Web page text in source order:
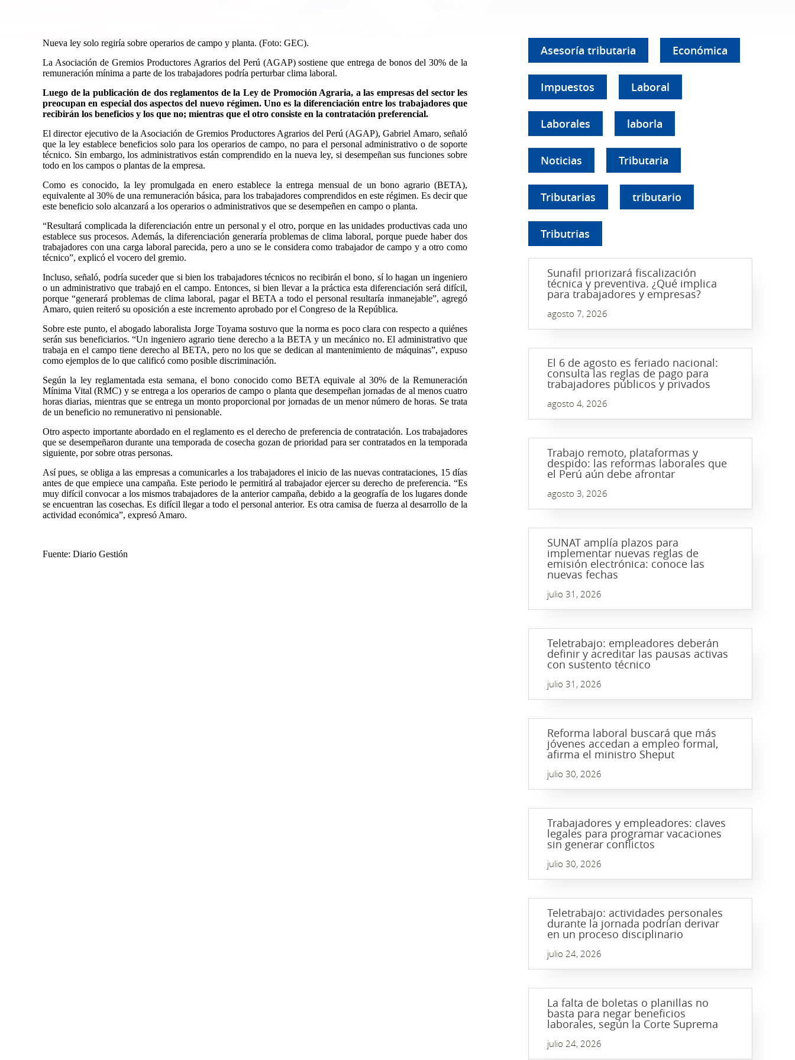
Nueva ley solo regiría sobre operarios de campo y planta. (Foto: GEC).
La Asociación de Gremios Productores Agrarios del Perú (AGAP) sostiene que entrega de bonos del 30% de la
remuneración mínima a parte de los trabajadores podría perturbar clima laboral.
Luego de la publicación de dos reglamentos de la Ley de Promoción Agraria, a las empresas del sector les
preocupan en especial dos aspectos del nuevo régimen. Uno es la diferenciación entre los trabajadores que
recibirán los beneficios y los que no; mientras que el otro consiste en la contratación preferencial.
El director ejecutivo de la Asociación de Gremios Productores Agrarios del Perú (AGAP), Gabriel Amaro, señaló
que la ley establece beneficios solo para los operarios de campo, no para el personal administrativo o de soporte
técnico. Sin embargo, los administrativos están comprendido en la nueva ley, si desempeñan sus funciones sobre
todo en los campos o plantas de la empresa.
Como es conocido, la ley promulgada en enero establece la entrega mensual de un bono agrario (BETA),
equivalente al 30% de una remuneración básica, para los trabajadores comprendidos en este régimen. Es decir que
este beneficio solo alcanzará a los operarios o administrativos que se desempeñen en campo o planta.
“Resultará complicada la diferenciación entre un personal y el otro, porque en las unidades productivas cada uno
establece sus procesos. Además, la diferenciación generaría problemas de clima laboral, porque puede haber dos
trabajadores con una carga laboral parecida, pero a uno se le considera como trabajador de campo y a otro como
técnico”, explicó el vocero del gremio.
Incluso, señaló, podría suceder que si bien los trabajadores técnicos no recibirán el bono, sí lo hagan un ingeniero
o un administrativo que trabajó en el campo. Entonces, si bien llevar a la práctica esta diferenciación será difícil,
porque “generará problemas de clima laboral, pagar el BETA a todo el personal resultaría inmanejable”, agregó
Amaro, quien reiteró su oposición a este incremento aprobado por el Congreso de la República.
Sobre este punto, el abogado laboralista Jorge Toyama sostuvo que la norma es poco clara con respecto a quiénes
serán sus beneficiarios. “Un ingeniero agrario tiene derecho a la BETA y un mecánico no. El administrativo que
trabaja en el campo tiene derecho al BETA, pero no los que se dedican al mantenimiento de máquinas”, expuso
como ejemplos de lo que calificó como posible discriminación.
Según la ley reglamentada esta semana, el bono conocido como BETA equivale al 30% de la Remuneración
Mínima Vital (RMC) y se entrega a los operarios de campo o planta que desempeñan jornadas de al menos cuatro
horas diarias, mientras que se entrega un monto proporcional por jornadas de un menor número de horas. Se trata
de un beneficio no remunerativo ni pensionable.
Otro aspecto importante abordado en el reglamento es el derecho de preferencia de contratación. Los trabajadores
que se desempeñaron durante una temporada de cosecha gozan de prioridad para ser contratados en la temporada
siguiente, por sobre otras personas.
Así pues, se obliga a las empresas a comunicarles a los trabajadores el inicio de las nuevas contrataciones, 15 días
antes de que empiece una campaña. Este periodo le permitirá al trabajador ejercer su derecho de preferencia. “Es
muy difícil convocar a los mismos trabajadores de la anterior campaña, debido a la geografía de los lugares donde
se encuentran las cosechas. Es difícil llegar a todo el personal anterior. Es otra camisa de fuerza al desarrollo de la
actividad económica”, expresó Amaro.
Fuente: Diario Gestión
Asesoría tributaria Económica
Impuestos Laboral
Laborales laborla
Noticias Tributaria
Tributarias tributario
Tributrias
Sunafil priorizará fiscalización
técnica y preventiva. ¿Qué implica
para trabajadores y empresas?
agosto 7, 2026
El 6 de agosto es feriado nacional:
consulta las reglas de pago para
trabajadores públicos y privados
agosto 4, 2026
Trabajo remoto, plataformas y
despido: las reformas laborales que
el Perú aún debe afrontar
agosto 3, 2026
SUNAT amplía plazos para
implementar nuevas reglas de
emisión electrónica: conoce las
nuevas fechas
julio 31, 2026
Teletrabajo: empleadores deberán
definir y acreditar las pausas activas
con sustento técnico
julio 31, 2026
Reforma laboral buscará que más
jóvenes accedan a empleo formal,
afirma el ministro Sheput
julio 30, 2026
Trabajadores y empleadores: claves
legales para programar vacaciones
sin generar conflictos
julio 30, 2026
Teletrabajo: actividades personales
durante la jornada podrían derivar
en un proceso disciplinario
julio 24, 2026
La falta de boletas o planillas no
basta para negar beneficios
laborales, según la Corte Suprema
julio 24, 2026